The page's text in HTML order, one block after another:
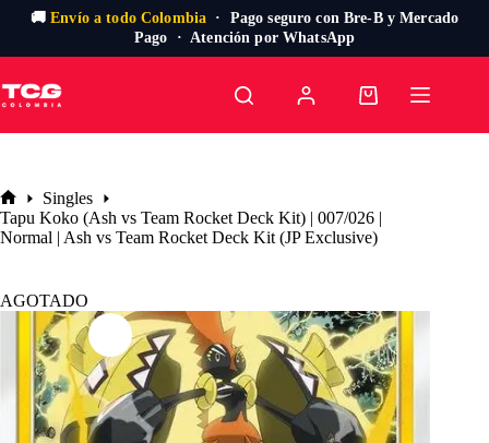
🚚Envío a todo Colombia · Pago seguro con Bre-B y Mercado
Pago · Atención por WhatsApp
al
contenido
Carro
Inicio
Singles
Tapu Koko (Ash vs Team Rocket Deck Kit) | 007/026 |
Normal | Ash vs Team Rocket Deck Kit (JP Exclusive)
AGOTADO